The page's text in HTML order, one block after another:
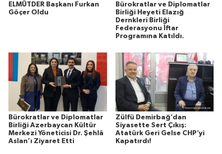
ELMÜTDER Başkanı Furkan
Göçer Oldu
Bürokratlar ve Diplomatlar
Birliği Heyeti Elazığ
Dernkleri Birliği
Federasyonu İftar
Programına Katıldı.
Bürokratlar ve Diplomatlar
Birliği Azerbaycan Kültür
Merkezi Yöneticisi Dr. Şehlâ
Aslan’ı Ziyaret Etti
Zülfü Demirbağ’dan
Siyasette Sert Çıkış:
Atatürk Geri Gelse CHP’yi
Kapatırdı!